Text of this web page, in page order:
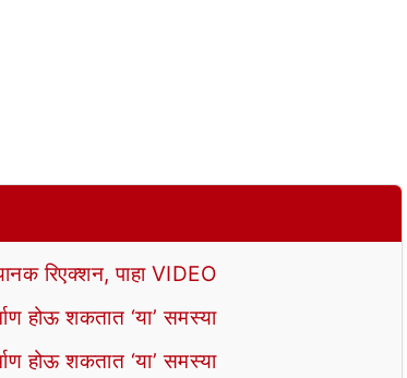
रिएक्शन, पाहा VIDEO
होऊ शकतात ‘या’ समस्या
होऊ शकतात ‘या’ समस्या